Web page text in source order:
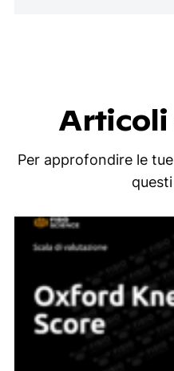
Articoli
Per approfondire le